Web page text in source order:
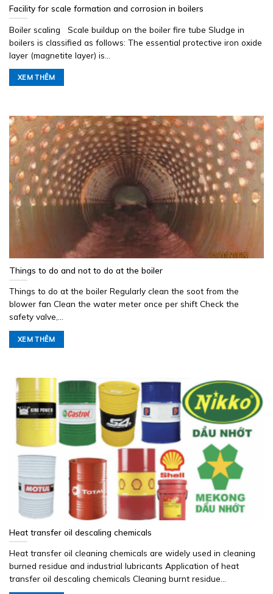
Facility for scale formation and corrosion in boilers
Boiler scaling Scale buildup on the boiler fire tube Sludge in
boilers is classified as follows: The essential protective iron oxide
layer (magnetite layer) is...
XEM THÊM
Things to do and not to do at the boiler
Things to do at the boiler Regularly clean the soot from the
blower fan Clean the water meter once per shift Check the
safety valve,...
XEM THÊM
Heat transfer oil descaling chemicals
Heat transfer oil cleaning chemicals are widely used in cleaning
burned residue and industrial lubricants Application of heat
transfer oil descaling chemicals Cleaning burnt residue...